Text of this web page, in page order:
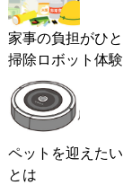
家事の負担がひ
掃除ロボット体
ペットを迎えた
とは